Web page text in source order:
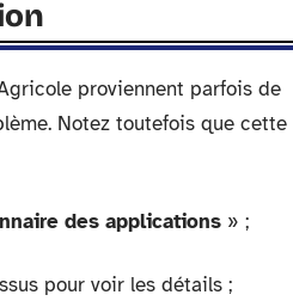
proviennent parfois de
Notez toutefois que cette
des applications » ;
pour voir les détails ;